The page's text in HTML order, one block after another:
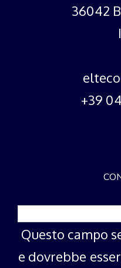
36042
+39
Questo campo
e dovrebbe